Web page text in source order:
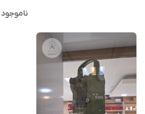
ناموجود